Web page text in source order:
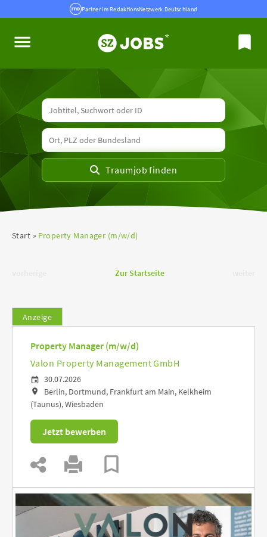
Partner im RedaktionsNetzwerk Deutschland
Start Property Manager (m/w/d)
Zur Startseite
Anzeige
Property Manager (m/w/d)
Valon Property Management GmbH
30.07.2026
Berlin, Dortmund, Frankfurt am Main, Kelkheim
(Taunus), Wiesbaden
Jetzt bewerben